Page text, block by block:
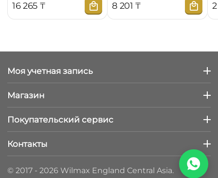
16 265 ₸ 8 201 ₸
Моя учетная запись
Магазин
Покупательский сервис
Контакты
© 2017 - 2026 Wilmax England Central Asia.